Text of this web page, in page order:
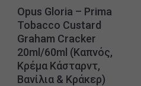
Opus Gloria – Prima
Tobacco Custard
Graham Cracker
20ml/60ml (Καπνός,
Κρέμα Κάσταρντ,
Βανίλια & Κράκερ)